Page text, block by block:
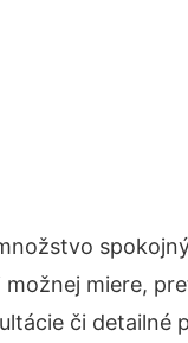
miere,
či detailné